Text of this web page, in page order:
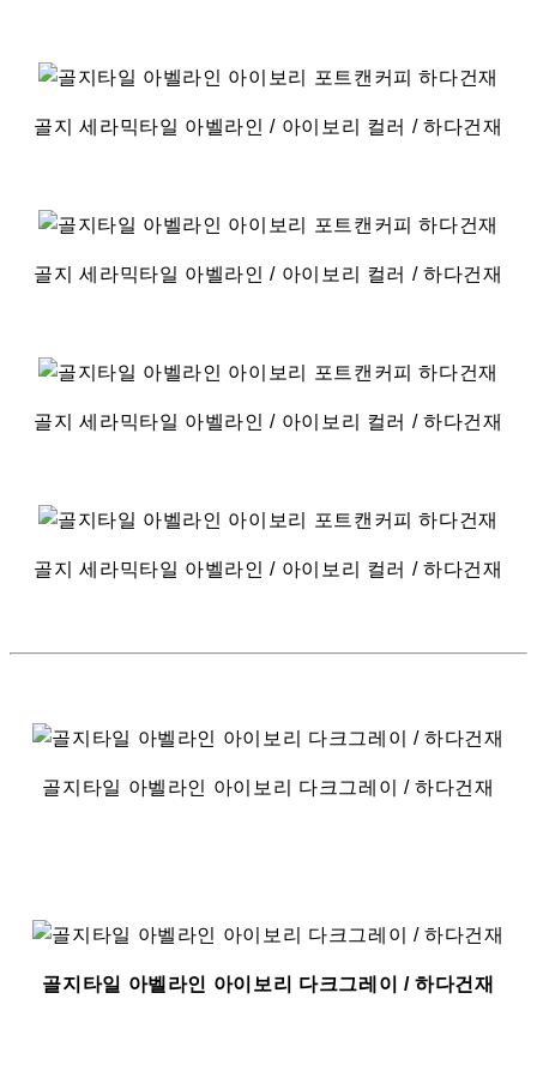
골지 세라믹타일 아벨라인 / 아이보리 컬러 / 하다건재
골지 세라믹타일 아벨라인 / 아이보리 컬러 / 하다건재
골지 세라믹타일 아벨라인 / 아이보리 컬러 / 하다건재
골지 세라믹타일 아벨라인 / 아이보리 컬러 / 하다건재
골지타일 아벨라인 아이보리 다크그레이 / 하다건재
골지타일 아벨라인 아이보리 다크그레이 / 하다건재